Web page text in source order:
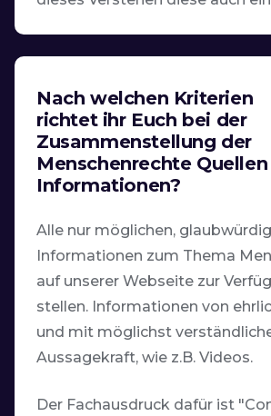
Nach welchen Kriterien
richtet ihr Euch bei der
Zusammenstellung der
Menschenrechte
Informationen?
Alle nur möglichen,
Informationen zum Thema
auf unserer Webseite zur
stellen. Informationen von
und mit möglichst
Aussagekraft, wie z.B. Videos.
Der Fachausdruck dafür ist